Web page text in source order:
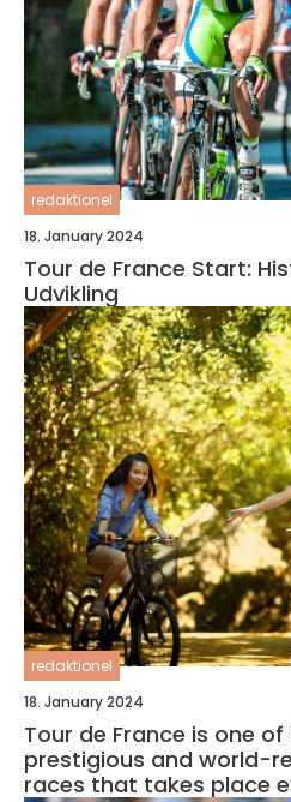
redaktionel
18. January 2024
Tour de France Start:
Udvikling
redaktionel
18. January 2024
Tour de France is one
prestigious and world-
races that takes place